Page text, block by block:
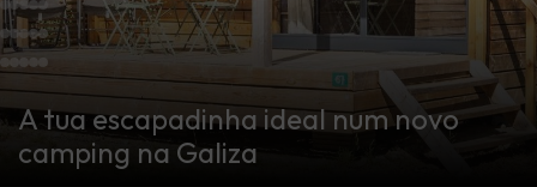
A tua escapadinha ideal num novo
camping na Galiza